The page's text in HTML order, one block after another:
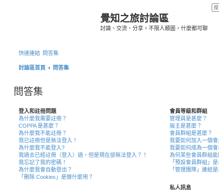
覺知之旅討論區
討論、交流、分享。不限人類圖，什麼都可聊
快速連結 問答集
討論區首頁 問答集
問答集
登入和註冊問題
為什麼我需要註冊？
COPPA 是甚麼？
為什麼我不能註冊？
我已註冊但是無法登入！
為什麼我不能登入?
我過去已經註冊（登入）過，但是現在卻無法登入？！
我忘記了我的密碼！
為什麼我會自動登出？
「刪除 Cookies」是做什麼用？
會員等級和群組
管理員是甚麼？
版主是甚麼？
會員群組是甚麼？
我要如何加入一個
我要如何成為一個
為何某些會員群組
「預設會員群組」
「管理團隊」連結
私人訊息